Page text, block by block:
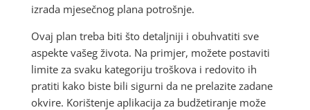
izrada mjesečnog plana potrošnje.
Ovaj plan treba biti što detaljniji i obuhvatiti sve
aspekte vašeg života. Na primjer, možete postaviti
limite za svaku kategoriju troškova i redovito ih
pratiti kako biste bili sigurni da ne prelazite zadane
okvire. Korištenje aplikacija za budžetiranje može